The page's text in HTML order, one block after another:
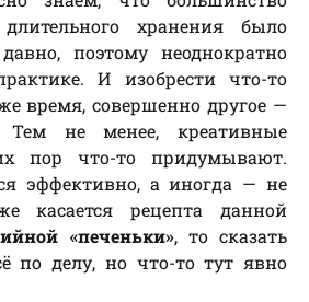
хранения было
поэтому неоднократно
И изобрести что-то
время, совершенно другое —
Тем не менее, креативные
пор что-то придумывают.
эффективно, а иногда — не
касается рецепта данной
«печеньки», то сказать
по делу, но что-то тут явно